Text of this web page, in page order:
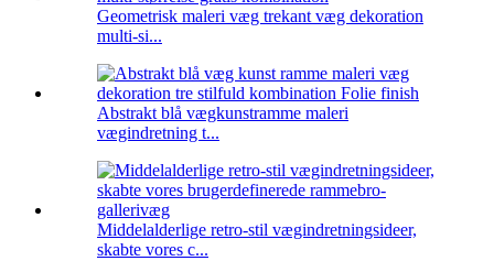
Geometrisk maleri væg trekant væg dekoration
multi-si...
Abstrakt blå vægkunstramme maleri
vægindretning t...
Middelalderlige retro-stil vægindretningsideer,
skabte vores c...